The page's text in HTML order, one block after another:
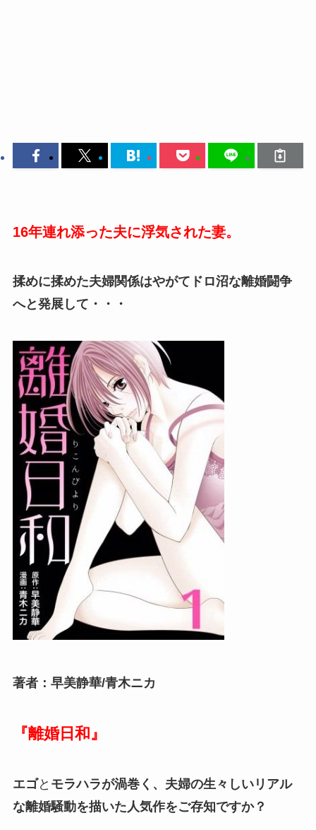
16年連れ添った夫に浮気された妻。
揉めに揉めた夫婦関係はやがてドロ沼な離婚闘争
へと発展して・・・
著者：早美静華/青木ニカ
『離婚日和』
エゴと モラハラが渦巻く、夫婦の生々しいリアル
な離婚騒動を描いた人気作をご存知ですか？